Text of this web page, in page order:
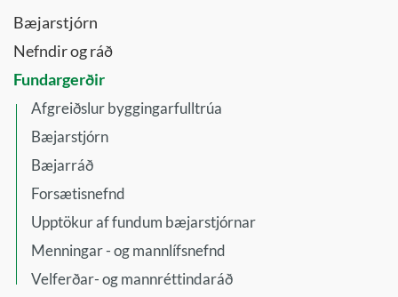
Bæjarstjórn
Nefndir og ráð
Fundargerðir
Afgreiðslur byggingarfulltrúa
Bæjarstjórn
Bæjarráð
Forsætisnefnd
Upptökur af fundum bæjarstjórnar
Menningar - og mannlífsnefnd
Velferðar- og mannréttindaráð